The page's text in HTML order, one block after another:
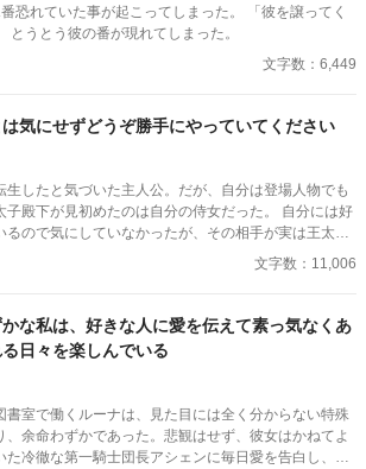
れていた事が起こってしまった。 「彼を譲ってく
れない？」 とうとう彼の番が現れてしまった。
文字数：6,449
気にせずどうぞ勝手にやっていてください
生したと気づいた主人公。だが、自分は登場人物でも
子殿下が見初めたのは自分の侍女だった。 自分には好
るので気にしていなかったが、その相手が実は王太子
づく。 主人公は開きなおって、勝手にやって下さいと
くて書きました。 ハッピー
文字数：11,006
な私は、好きな人に愛を伝えて素っ気なくあ
る日々を楽しんでいる
室で働くルーナは、見た目には全く分からない特殊
、余命わずかであった。悲観はせず、彼女はかねてよ
た冷徹な第一騎士団長アシェンに毎日愛を告白し、彼